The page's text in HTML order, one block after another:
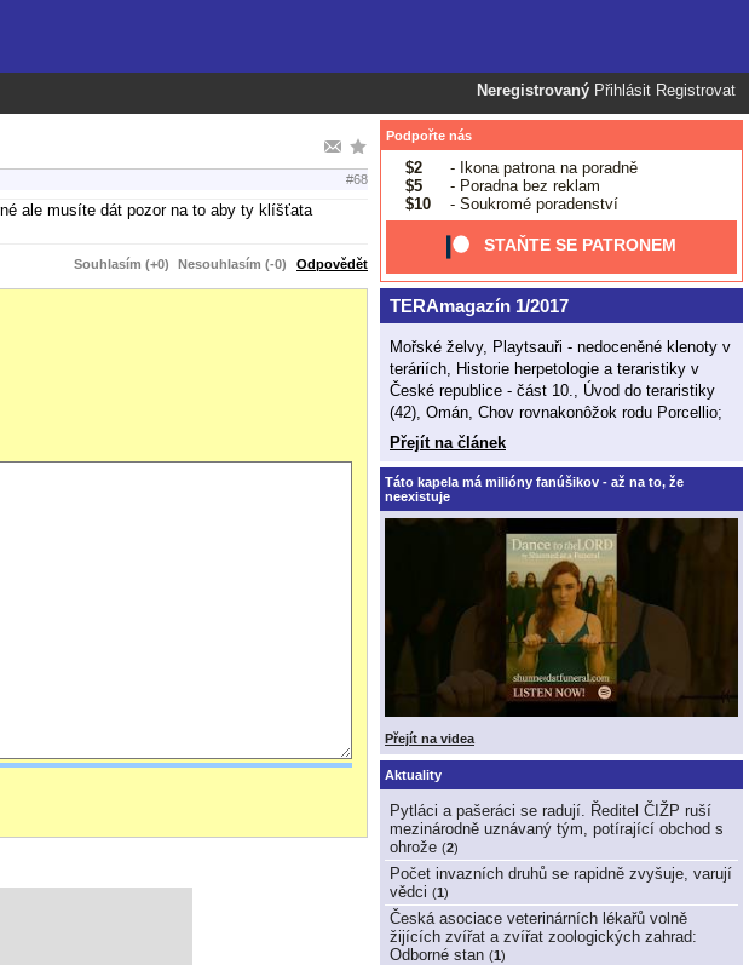
Neregistrovaný Přihlásit Registrovat
#68
ale musíte dát pozor na to aby ty klíšťata
Souhlasím (+0) Nesouhlasím (-0) Odpovědět
Podpořte nás
$2
- Ikona patrona na poradně
$5
- Poradna bez reklam
$10
- Soukromé poradenství
STAŇTE SE PATRONEM
TERAmagazín 1/2017
Mořské želvy, Playtsauři - nedoceněné klenoty v
teráriích, Historie herpetologie a teraristiky v
České republice - část 10., Úvod do teraristiky
(42), Omán, Chov rovnakonôžok rodu Porcellio;
Přejít na článek
Táto kapela má milióny fanúšikov - až na to, že
neexistuje
Přejít na videa
Aktuality
Pytláci a pašeráci se radují. Ředitel ČIŽP ruší
mezinárodně uznávaný tým, potírající obchod s
ohrože (2)
Počet invazních druhů se rapidně zvyšuje, varují
vědci (1)
Česká asociace veterinárních lékařů volně
žijících zvířat a zvířat zoologických zahrad:
Odborné stan (1)